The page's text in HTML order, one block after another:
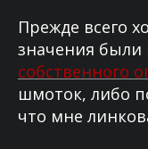
Прежде всего
значения
собственного
шмоток, либо
что мне